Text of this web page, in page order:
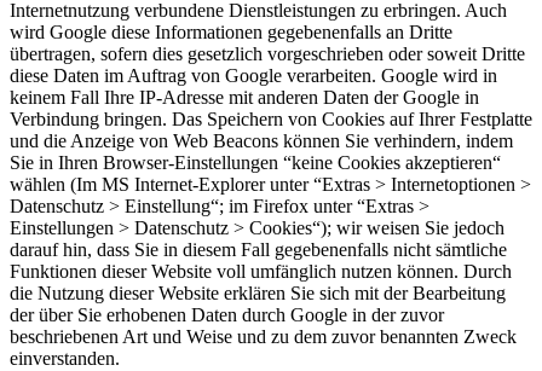
Internetnutzung verbundene Dienstleistungen zu erbringen. Auch
wird Google diese Informationen gegebenenfalls an Dritte
übertragen, sofern dies gesetzlich vorgeschrieben oder soweit Dritte
diese Daten im Auftrag von Google verarbeiten. Google wird in
keinem Fall Ihre IP-Adresse mit anderen Daten der Google in
Verbindung bringen. Das Speichern von Cookies auf Ihrer Festplatte
und die Anzeige von Web Beacons können Sie verhindern, indem
Sie in Ihren Browser-Einstellungen “keine Cookies akzeptieren“
wählen (Im MS Internet-Explorer unter “Extras > Internetoptionen >
Datenschutz > Einstellung“; im Firefox unter “Extras >
Einstellungen > Datenschutz > Cookies“); wir weisen Sie jedoch
darauf hin, dass Sie in diesem Fall gegebenenfalls nicht sämtliche
Funktionen dieser Website voll umfänglich nutzen können. Durch
die Nutzung dieser Website erklären Sie sich mit der Bearbeitung
der über Sie erhobenen Daten durch Google in der zuvor
beschriebenen Art und Weise und zu dem zuvor benannten Zweck
einverstanden.